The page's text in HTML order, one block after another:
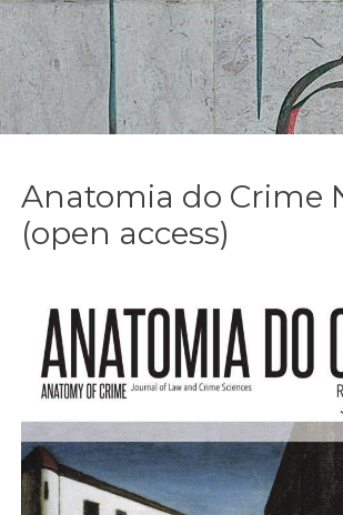
Anatomia do Crime
(open access)